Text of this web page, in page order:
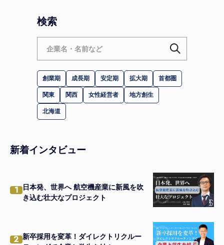
検索
創業期 成長期 安定期 拡大期 首都圏
関東 関西 女性経営者 地方創生
北海道
新着インタビュー
1
日本発、世界へ 航空機産業に新風を吹
き込む壮大なプロジェクト
2 新卒採用を変革！ダイレクトリクルー